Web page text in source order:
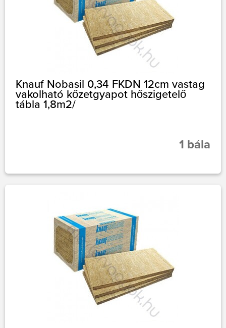
Knauf Nobasil 0,34 FKDN 12cm vastag
vakolható kőzetgyapot hőszigetelő
tábla 1,8m2/
1 bála